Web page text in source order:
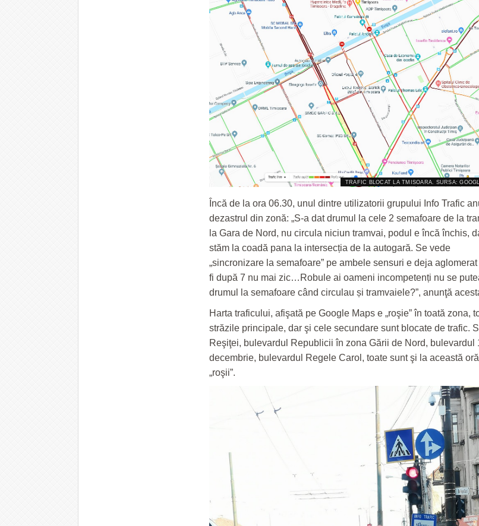
TRAFIC BLOCAT LA TMISOARA. SURSA:
Încă de la ora 06.30, unul dintre utilizatorii grupului Info Trafic
dezastrul din zonă: „S-a dat drumul la cele 2 semafoare de la
la Gara de Nord, nu circula niciun tramvai, podul e încă închis,
stăm la coadă pana la intersecția de la autogară. Se vede
„sincronizare la semafoare” pe ambele sensuri e deja aglomerat
fi după 7 nu mai zic…Robule ai oameni incompetenți nu se
drumul la semafoare când circulau și tramvaiele?”, anunţă
Harta traficului, afişată pe Google Maps e „roşie” în toată zona,
străzile principale, dar şi cele secundare sunt blocate de trafic.
Reşiţei, bulevardul Republicii în zona Gării de Nord, bulevardul
decembrie, bulevardul Regele Carol, toate sunt şi la această oră
„roşii”.